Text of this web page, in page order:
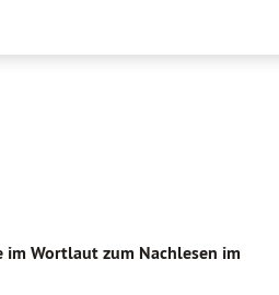
im Wortlaut zum Nachlesen im